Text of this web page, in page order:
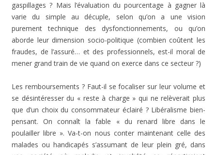
gaspillages ? Mais l’évaluation du pourcentage à gagner là
varie du simple au décuple, selon qu’on a une vision
purement technique des dysfonctionnements, ou qu’on
aborde leur dimension socio-politique (combien coûtent les
fraudes, de l’assuré… et des professionnels, est-il moral de
mener grand train de vie quand on exerce dans ce secteur ?)
Les remboursements ? Faut-il se focaliser sur leur volume et
se désintéresser du « reste à charge » qui ne relèverait plus
que d’un choix du consommateur éclairé ? Libéralisme bien-
pensant. On connaît la fable « du renard libre dans le
poulailler libre ». Va-t-on nous conter maintenant celle des
malades ou handicapés s’assumant de leur plein gré, dans